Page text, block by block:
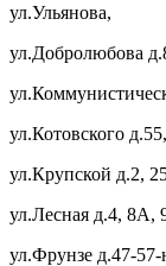
ул.Ульянова,
ул.Добролюбова
ул.Котовского
ул.Крупской д.2,
ул.Лесная д.4, 8А,
ул.Фрунзе д.47-57-